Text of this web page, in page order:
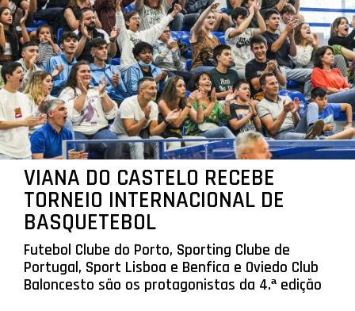
VIANA DO CASTELO RECEBE
TORNEIO INTERNACIONAL DE
BASQUETEBOL
Futebol Clube do Porto, Sporting Clube de
Portugal, Sport Lisboa e Benfica e Oviedo Club
Baloncesto são os protagonistas da 4.ª edição